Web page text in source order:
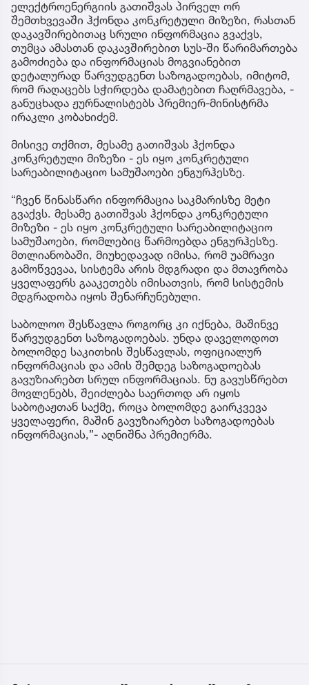
ელექტროენერგიის გათიშვას პირველ ორ
შემთხვევაში ჰქონდა კონკრეტული მიზეზი, რასთან
დაკავშირებითაც სრული ინფორმაცია გვაქვს,
თუმცა ამასთან დაკავშირებით სუს-ში წარიმართება
გამოძიება და ინფორმაციას მოგვიანებით
დეტალურად წარვუდგენთ საზოგადოებას, იმიტომ,
რომ რაღაცებს სჭირდება დამატებით ჩაღრმავება, -
განუცხადა ჟურნალისტებს პრემიერ-მინისტრმა
ირაკლი კობახიძემ.
მისივე თქმით, მესამე გათიშვას ჰქონდა
კონკრეტული მიზეზი - ეს იყო კონკრეტული
სარეაბილიტაციო სამუშაოები ენგურჰესზე.
“ჩვენ წინასწარი ინფორმაცია საკმარისზე მეტი
გვაქვს. მესამე გათიშვას ჰქონდა კონკრეტული
მიზეზი - ეს იყო კონკრეტული სარეაბილიტაციო
სამუშაოები, რომლებიც წარმოებდა ენგურჰესზე.
მთლიანობაში, მიუხედავად იმისა, რომ უამრავი
გამოწვევაა, სისტემა არის მდგრადი და მთავრობა
ყველაფერს გააკეთებს იმისათვის, რომ სისტემის
მდგრადობა იყოს შენარჩუნებული.
საბოლოო შესწავლა როგორც კი იქნება, მაშინვე
წარვუდგენთ საზოგადოებას. უნდა დაველოდოთ
ბოლომდე საკითხის შესწავლას, ოფიციალურ
ინფორმაციას და ამის შემდეგ საზოგადოებას
გავუზიარებთ სრულ ინფორმაციას. ნუ გავუსწრებთ
მოვლენებს, შეიძლება საერთოდ არ იყოს
საბოტაჟთან საქმე, როცა ბოლომდე გაირკვევა
ყველაფერი, მაშინ გავუზიარებთ საზოგადოებას
ინფორმაციას,”- აღნიშნა პრემიერმა.